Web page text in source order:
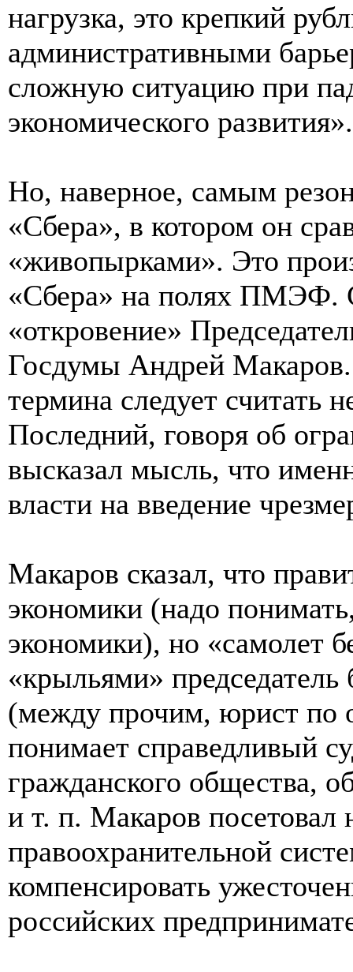
нагрузка, это крепкий
административными
сложную ситуацию при
экономического развития».
Но, наверное, самым
«Сбера», в котором он
«живопырками». Это
«Сбера» на полях ПМЭФ.
«откровение»
Госдумы Андрей Макаров.
термина следует считать
Последний, говоря об
высказал мысль, что
власти на введение
Макаров сказал, что
экономики (надо
экономики), но «самолет
«крыльями»
(между прочим, юрист по
понимает справедливый
гражданского общества,
и т. п. Макаров посетовал
правоохранительной
компенсировать
российских